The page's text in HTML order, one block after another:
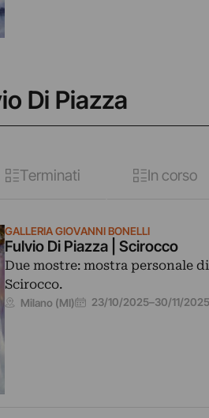
Di Piazza
Terminati In corso
GALLERIA GIOVANNI BONELLI
Fulvio Di Piazza | Scirocco
Due mostre: mostra personale
Scirocco.
Milano (MI) 23/10/2025–30/11/2025